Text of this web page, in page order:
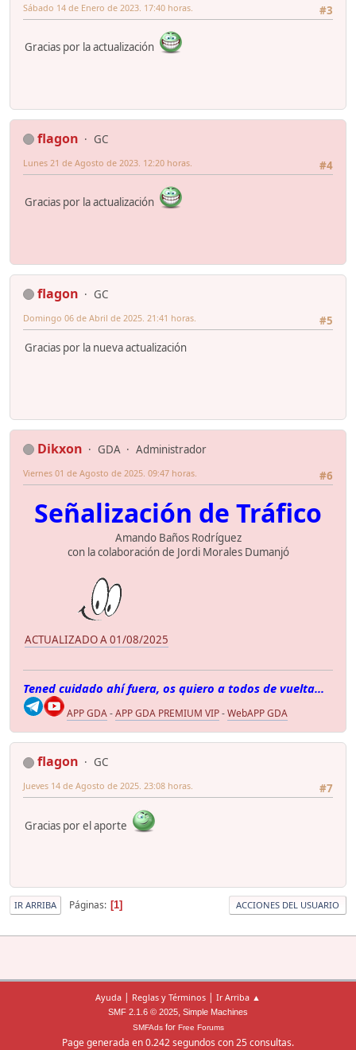
#3
Sábado 14 de Enero de 2023. 17:40 horas.
Gracias por la actualización
flagon
GC
#4
Lunes 21 de Agosto de 2023. 12:20 horas.
Gracias por la actualización
flagon
GC
#5
Domingo 06 de Abril de 2025. 21:41 horas.
Gracias por la nueva actualización
Dikxon GDA
Administrador
#6
Viernes 01 de Agosto de 2025. 09:47 horas.
Señalización de Tráfico
Amando Baños Rodríguez
con la colaboración de Jordi Morales Dumanjó
ACTUALIZADO A 01/08/2025
Tened cuidado ahí fuera, os quiero a todos de vuelta...
APP GDA-APP GDA PREMIUM VIP-WebAPP GDA
flagon
GC
#7
Jueves 14 de Agosto de 2025. 23:08 horas.
Gracias por el aporte
IR ARRIBA Páginas 1 ACCIONES DEL USUARIO
Ayuda | Reglas y Términos | Ir Arriba ▲
SMF 2.1.6 © 2025, Simple Machines
SMFAdsfor Free Forums
Page generada en 0.242 segundos con 25 consultas.